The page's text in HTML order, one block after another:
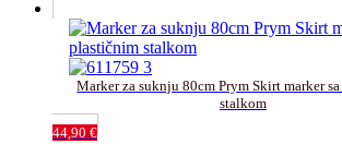
Marker za suknju 80cm Prym Skirt marker
stalkom
44,90 €